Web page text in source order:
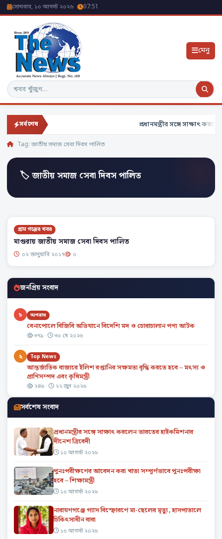
সোমবার, ১০ আগস্ট ২০২৬ 07:51
মেনু
অনুসন্ধান
সর্বশেষ প্রধানমন্ত্রীর সঙ্গে সাক্ষাৎ
Tag: জাতীয় সমাজ সেবা দিবস পালিত
🏷 জাতীয় সমাজ সেবা দিবস পালিত
গ্রাম গঞ্জের খবর
মাগুরায় জাতীয় সমাজ সেবা দিবস পালিত
০২ জানুয়ারি ২০১৭ ০
জনপ্রিয় সংবাদ
১ অপরাধ
বেনাপোলে বিজিবি অভিযানে বিদেশি মদ ও চোরাচালান পণ্য আটক
৩৭৯ · ৩০ মে ২০২৬
২ Top News
আন্তর্জাতিক বাজারে ইলিশ রপ্তানির সক্ষমতা বৃদ্ধি করতে হবে – মৎস্য ও
প্রাণিসম্পদ এবং কৃষিমন্ত্রী
২৪৬ · ২২ জুন ২০২৬
সর্বশেষ সংবাদ
প্রধানমন্ত্রীর সঙ্গে সাক্ষাৎ করলেন ভারতের হাইকমিশনার
দীনেশ ত্রিবেদী
১০ আগস্ট ২০২৬
পুনঃপরীক্ষণের আবেদন করা খাতা সম্পূর্ণভাবে পুনঃপরীক্ষা
হবে – শিক্ষামন্ত্রী
১০ আগস্ট ২০২৬
নারায়ণগঞ্জে গ্যাস বিস্ফোরণে মা-ছেলের মৃত্যু, হাসপাতালে
চিকিৎসাধীন বাবা
১০ আগস্ট ২০২৬